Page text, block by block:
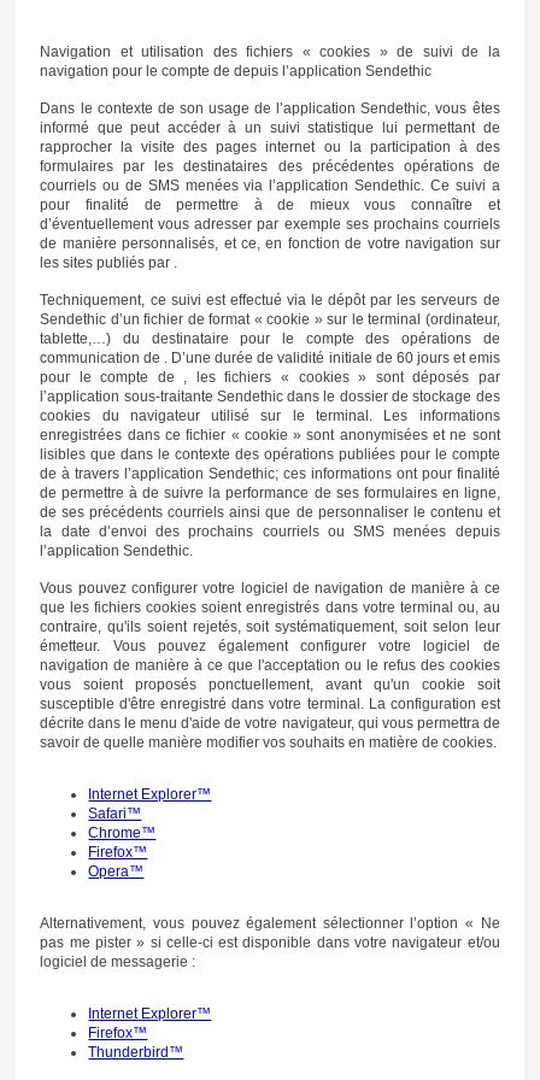
Navigation et utilisation des fichiers « cookies » de suivi de la
navigation pour le compte de depuis l’application Sendethic
Dans le contexte de son usage de l’application Sendethic, vous êtes
informé que peut accéder à un suivi statistique lui permettant de
rapprocher la visite des pages internet ou la participation à des
formulaires par les destinataires des précédentes opérations de
courriels ou de SMS menées via l’application Sendethic. Ce suivi a
pour finalité de permettre à de mieux vous connaître et
d’éventuellement vous adresser par exemple ses prochains courriels
de manière personnalisés, et ce, en fonction de votre navigation sur
les sites publiés par .
Techniquement, ce suivi est effectué via le dépôt par les serveurs de
Sendethic d’un fichier de format « cookie » sur le terminal (ordinateur,
tablette,…) du destinataire pour le compte des opérations de
communication de . D’une durée de validité initiale de 60 jours et emis
pour le compte de , les fichiers « cookies » sont déposés par
l’application sous-traitante Sendethic dans le dossier de stockage des
cookies du navigateur utilisé sur le terminal. Les informations
enregistrées dans ce fichier « cookie » sont anonymisées et ne sont
lisibles que dans le contexte des opérations publiées pour le compte
de à travers l’application Sendethic; ces informations ont pour finalité
de permettre à de suivre la performance de ses formulaires en ligne,
de ses précédents courriels ainsi que de personnaliser le contenu et
la date d’envoi des prochains courriels ou SMS menées depuis
l’application Sendethic.
Vous pouvez configurer votre logiciel de navigation de manière à ce
que les fichiers cookies soient enregistrés dans votre terminal ou, au
contraire, qu'ils soient rejetés, soit systématiquement, soit selon leur
émetteur. Vous pouvez également configurer votre logiciel de
navigation de manière à ce que l'acceptation ou le refus des cookies
vous soient proposés ponctuellement, avant qu'un cookie soit
susceptible d'être enregistré dans votre terminal. La configuration est
décrite dans le menu d'aide de votre navigateur, qui vous permettra de
savoir de quelle manière modifier vos souhaits en matière de cookies.
Internet Explorer™
Safari™
Chrome™
Firefox™
Opera™
Alternativement, vous pouvez également sélectionner l’option « Ne
pas me pister » si celle-ci est disponible dans votre navigateur et/ou
logiciel de messagerie :
Internet Explorer™
Firefox™
Thunderbird™